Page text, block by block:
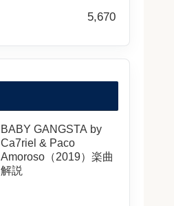
5,670
BABY GANGSTA by
Ca7riel & Paco
Amoroso（2019）楽曲
解説